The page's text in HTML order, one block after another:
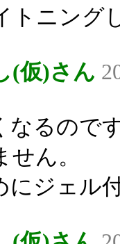
トニング
(仮)さん
なるので
ん。
にジェル